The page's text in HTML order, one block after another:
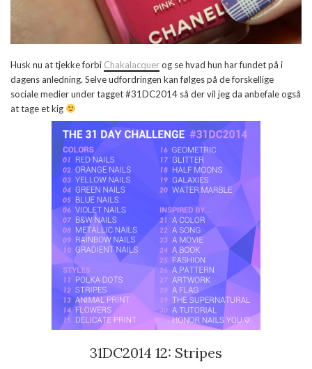
Husk nu at tjekke forbi Chakalacquerog se hvad hun har fundet på i
dagens anledning. Selve udfordringen kan følges på de forskellige
sociale medier under tagget #31DC2014 så der vil jeg da anbefale også
at tage et kig
31DC2014 12: Stripes